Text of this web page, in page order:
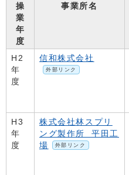
操
業
年
度
事業所名
H2
年
度
信和株式会社
外部リンク
H3
年
度
株式会社林スプリ
ング製作所 平田工
場
外部リンク